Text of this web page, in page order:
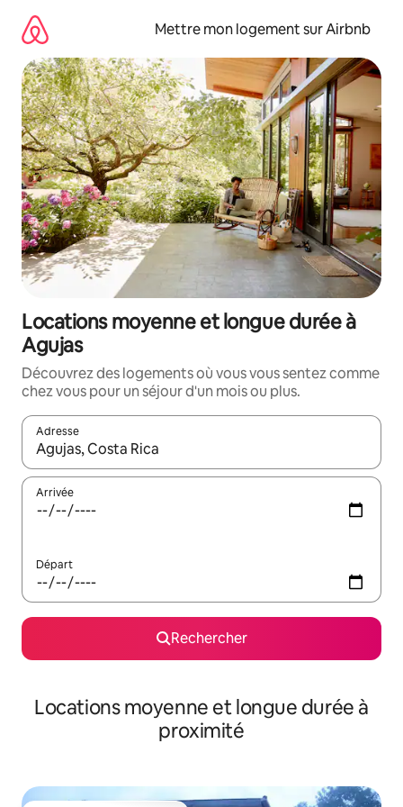
directement
contenu
Mettre mon logement sur Airbnb
Locations moyenne et longue durée à
Agujas
Découvrez des logements où vous vous sentez comme
chez vous pour un séjour d'un mois ou plus.
Adresse
Lorsque les résultats s'affichent, utilisez les flèches vers le
Arrivée
Départ
Rechercher
Locations moyenne et longue durée à
proximité